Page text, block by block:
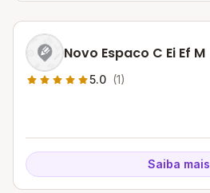
Novo Espaco C Ei Ef M
5.0 (1)
Saiba mais